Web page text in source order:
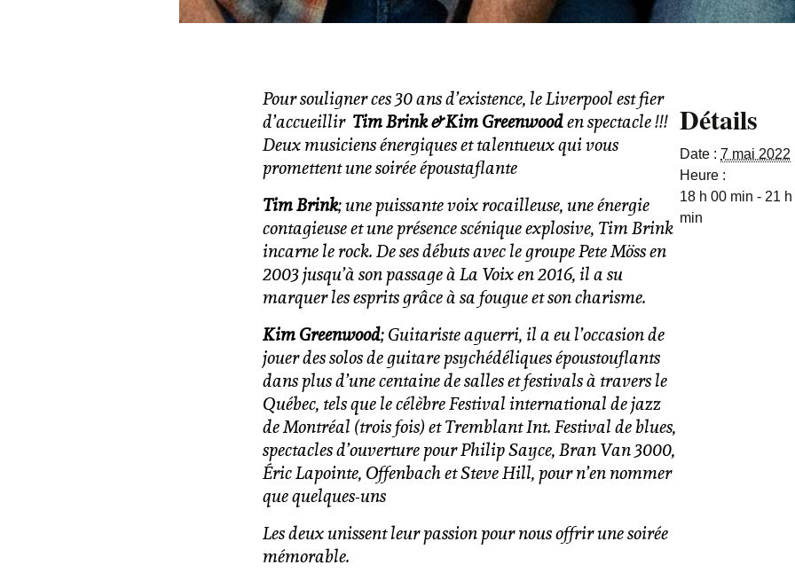
Pour souligner ces 30 ans d’existence, le Liverpool est fier
d’accueillir Tim Brink & Kim Greenwooden spectacle !!!
Deux musiciens énergiques et talentueux qui vous
promettent une soirée époustaflante
Tim Brink; une puissante voix rocailleuse, une énergie
contagieuse et une présence scénique explosive, Tim Brink
incarne le rock. De ses débuts avec le groupe Pete Möss en
2003 jusqu’à son passage à La Voix en 2016, il a su
marquer les esprits grâce à sa fougue et son charisme.
Kim Greenwood; Guitariste aguerri, il a eu l’occasion de
jouer des solos de guitare psychédéliques époustouflants
dans plus d’une centaine de salles et festivals à travers le
Québec, tels que le célèbre Festival international de jazz
de Montréal (trois fois) et Tremblant Int. Festival de blues,
spectacles d’ouverture pour Philip Sayce, Bran Van 3000,
Éric Lapointe, Offenbach et Steve Hill, pour n’en nommer
que quelques-uns
Les deux unissent leur passion pour nous offrir une soirée
mémorable.
Détails
Date : 7 mai 2022
Heure :
18 h 00 min - 21
min